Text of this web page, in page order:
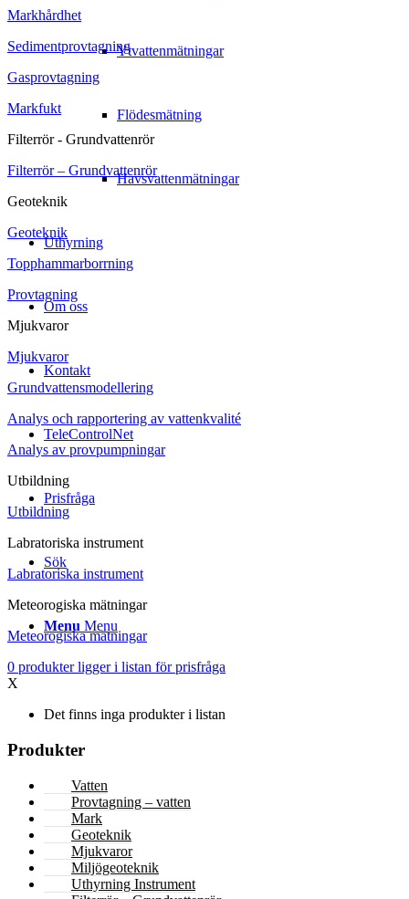
Ytvattenmätningar
Flödesmätning
Havsvattenmätningar
Uthyrning
Om oss
Kontakt
TeleControlNet
Prisfråga
Sök
Menu Menu
Markhårdhet
Sedimentprovtagning
Gasprovtagning
Markfukt
Filterrör - Grundvattenrör
Filterrör – Grundvattenrör
Geoteknik
Geoteknik
Topphammarborrning
Provtagning
Mjukvaror
Mjukvaror
Grundvattensmodellering
Analys och rapportering av vattenkvalité
Analys av provpumpningar
Utbildning
Utbildning
Labratoriska instrument
Labratoriska instrument
Meteorogiska mätningar
Meteorogiska mätningar
0 produkterligger i listan för prisfråga
X
Det finns inga produkter i listan
Produkter
Vatten
Provtagning – vatten
Mark
Geoteknik
Mjukvaror
Miljögeoteknik
Uthyrning Instrument